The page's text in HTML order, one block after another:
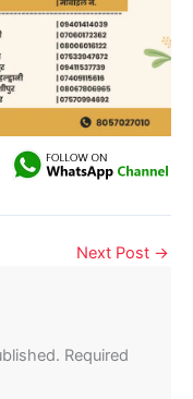
Next Post →
Required